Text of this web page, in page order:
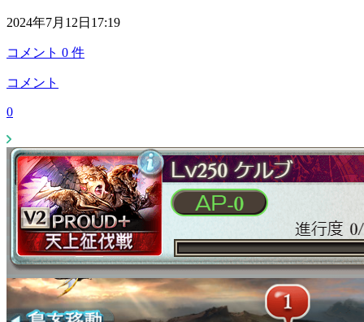
2024年7月12日17:19
コメント 0 件
コメント
0